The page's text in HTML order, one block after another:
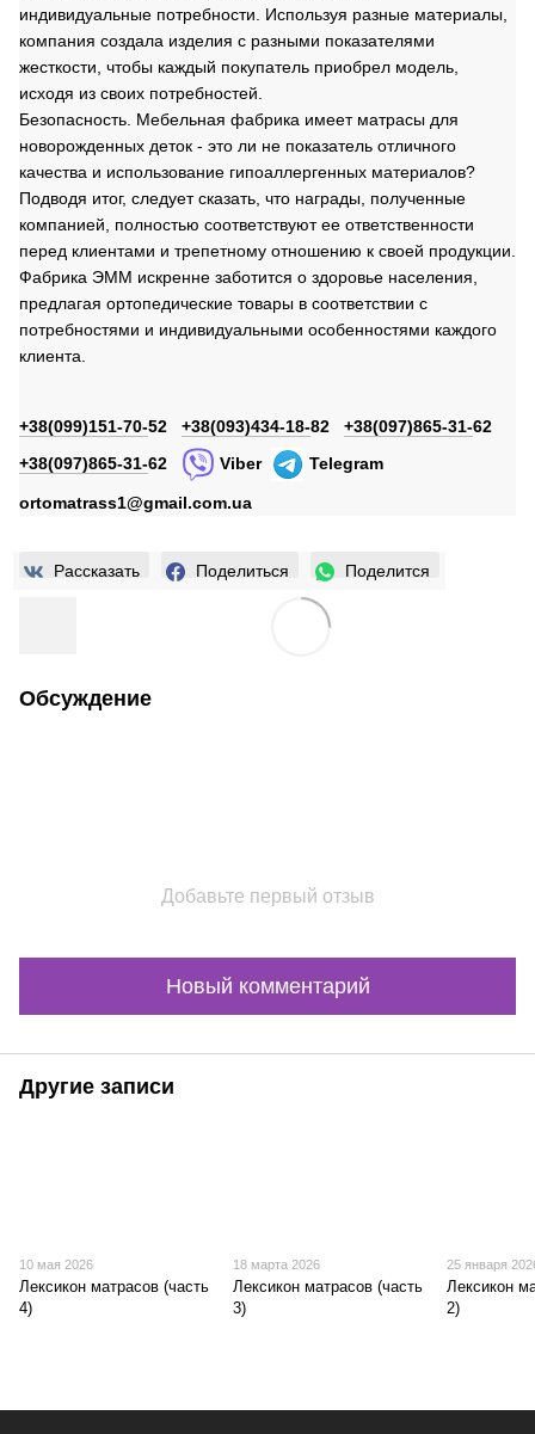
индивидуальные потребности. Используя разные материалы,
компания создала изделия с разными показателями
жесткости, чтобы каждый покупатель приобрел модель,
исходя из своих потребностей.
Безопасность. Мебельная фабрика имеет матрасы для
новорожденных деток - это ли не показатель отличного
качества и использование гипоаллергенных материалов?
Подводя итог, следует сказать, что награды, полученные
компанией, полностью соответствуют ее ответственности
перед клиентами и трепетному отношению к своей продукции.
Фабрика ЭММ искренне заботится о здоровье населения,
предлагая ортопедические товары в соответствии с
потребностями и индивидуальными особенностями каждого
клиента.
+38(099)151-70-52 +38(093)434-18-82 +38(097)865-31-62
+38(097)865-31-62 Viber Telegram
ortomatrass1@gmail.com.ua
Рассказать Поделиться Поделится
Обсуждение
Добавьте первый отзыв
Новый комментарий
Другие записи
10 мая 2026
Лексикон матрасов (часть
4)
18 марта 2026
Лексикон матрасов (часть
3)
25 января
Лексикон
2)